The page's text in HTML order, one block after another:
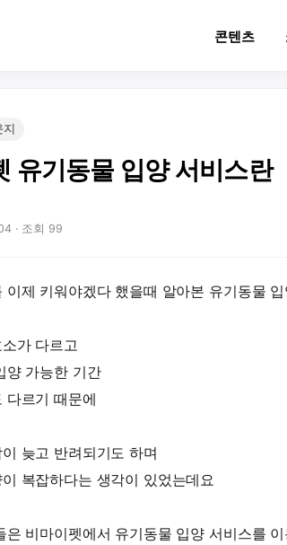
콘텐츠
지
유기동물 입양 서비스란
· 조회 99
이제 키워야겠다 했을때 알아본 유기동물 입
가 다르고
양 가능한 기간
다르기 때문에
늦고 반려되기도 하며
복잡하다는 생각이 있었는데요
은 비마이펫에서 유기동물 입양 서비스를